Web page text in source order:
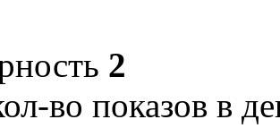
2
во показов в